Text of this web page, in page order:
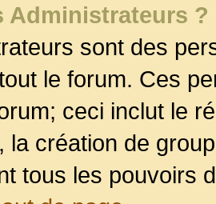
Administrateurs ?
sont des
le forum. Ces
ceci inclut le
la création de
tous les pouvoirs